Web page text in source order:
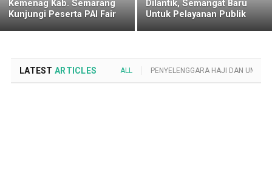
Kemenag Kab. Semarang
Kunjungi Peserta PAI Fair
Dilantik, Semangat Baru
Untuk Pelayanan Publik
LATEST ARTICLES ALL PENYELENGGARA HAJI DAN UMROH